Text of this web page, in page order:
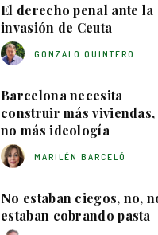
El derecho penal ante la
invasión de Ceuta
GONZALO QUINTERO
Barcelona necesita
construir más viviendas,
no más ideología
MARILÉN BARCELÓ
No estaban ciegos, no,
estaban cobrando pasta